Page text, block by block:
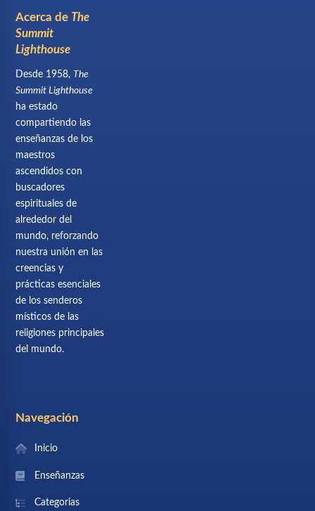
Acerca de The
Summit
Lighthouse
Desde 1958, The
Summit Lighthouse
ha estado
compartiendo las
enseñanzas de los
maestros
ascendidos con
buscadores
espirituales de
alrededor del
mundo, reforzando
nuestra unión en las
creencias y
prácticas esenciales
de los senderos
místicos de las
religiones principales
del mundo.
Navegación
Inicio
Enseñanzas
Categorias